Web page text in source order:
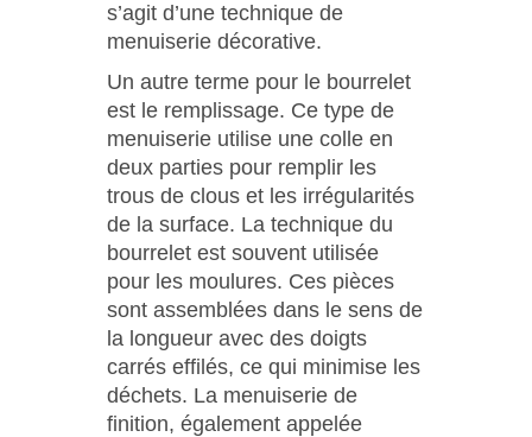
s’agit d’une technique de
menuiserie décorative.
Un autre terme pour le bourrelet
est le remplissage. Ce type de
menuiserie utilise une colle en
deux parties pour remplir les
trous de clous et les irrégularités
de la surface. La technique du
bourrelet est souvent utilisée
pour les moulures. Ces pièces
sont assemblées dans le sens de
la longueur avec des doigts
carrés effilés, ce qui minimise les
déchets. La menuiserie de
finition, également appelée